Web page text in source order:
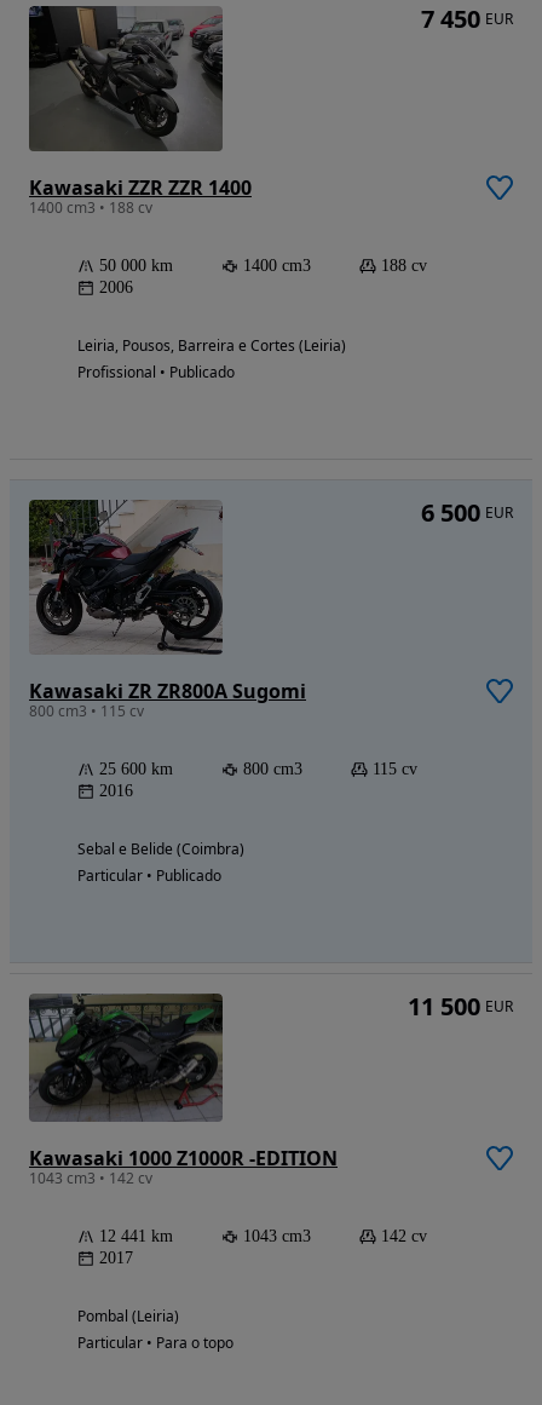
Kawasaki ZZR ZZR 1400
1400 cm3 • 188 cv
50 000 km 1400 cm3
188 cv
2006
Leiria, Pousos, Barreira e Cortes (Leiria)
Profissional • Publicado
7 450 EUR
Kawasaki ZR ZR800A Sugomi
800 cm3 • 115 cv
25 600 km 800 cm3
115 cv
2016
Sebal e Belide (Coimbra)
Particular • Publicado
6 500 EUR
Kawasaki 1000 Z1000R -EDITION
1043 cm3 • 142 cv
12 441 km 1043 cm3
142 cv
2017
Pombal (Leiria)
Particular • Para o topo
11 500 EUR